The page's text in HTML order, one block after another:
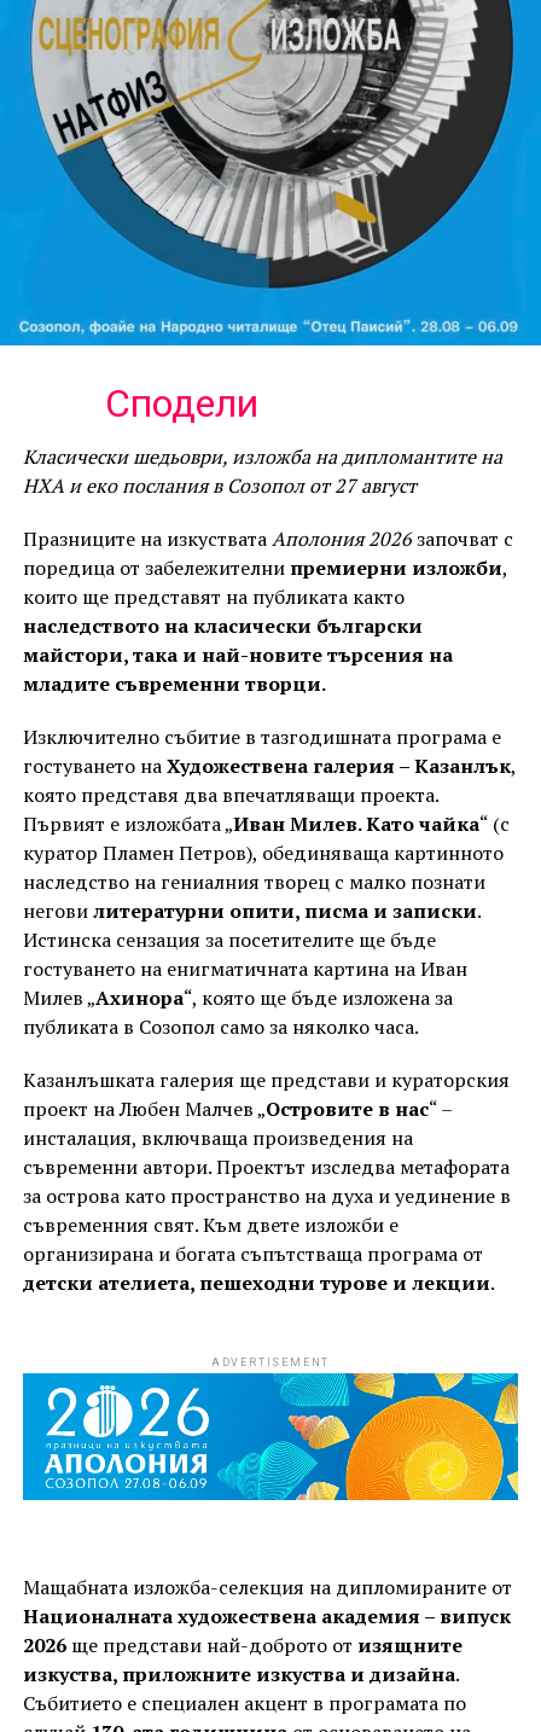
Сподели
Класически шедьоври, изложба на дипломантите на
НХА и еко послания в Созопол от 27 август
Празниците на изкустватаАполония 2026започват с
поредица от забележителни премиерни изложби,
които ще представят на публиката както
наследството на класически български
майстори, така и най-новите търсения на
младите съвременни творци.
Изключително събитие в тазгодишната програма е
гостуването наХудожествена галерия – Казанлък,
която представя два впечатляващи проекта.
Първият е изложбата „Иван Милев. Като чайка“ (с
куратор Пламен Петров), обединяваща картинното
наследство на гениалния творец с малко познати
неговилитературни опити, писма и записки.
Истинска сензация за посетителите ще бъде
гостуването на енигматичната картина на Иван
Милев „Ахинора“, която ще бъде изложена за
публиката в Созопол само за няколко часа.
Казанлъшката галерия ще представи и кураторския
проект на Любен Малчев „Островите в нас“ –
инсталация, включваща произведения на
съвременни автори. Проектът изследва метафората
за острова като пространство на духа и уединение в
съвременния свят. Към двете изложби е
организирана и богата съпътстваща програма от
детски ателиета, пешеходни турове и лекции.
ADVERTISEMENT
Мащабната изложба-селекция на дипломираните от
Националната художествена академия – випуск
2026ще представи най-доброто от изящните
изкуства, приложните изкуства и дизайна.
Събитието е специален акцент в програмата по